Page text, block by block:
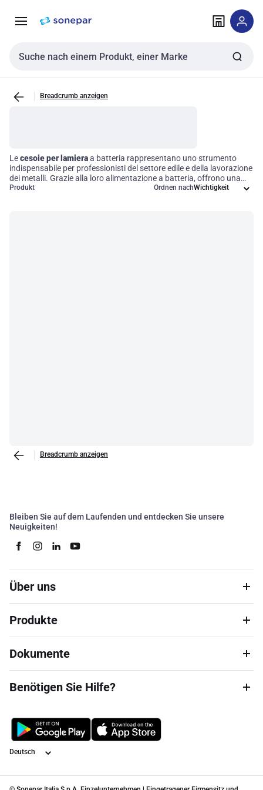
NavigationInhalt
Sucheingabe
Breadcrumb anzeigen
Lecesoie per lamieraa batteria rappresentano uno strumento
indispensabile per professionisti del settore edile e della lavorazione
dei metalli. Grazie alla loro alimentazione a batteria, offrono una
straordinaria libertà di movimento, consentendo di eseguire tagli
Produkt Ordnen nach
Breadcrumb anzeigen
Bleiben Sie auf dem Laufenden und entdecken Sie unsere
Neuigkeiten!
Über uns
Produkte
Dokumente
Benötigen Sie Hilfe?
Sprache